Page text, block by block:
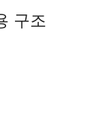
구조